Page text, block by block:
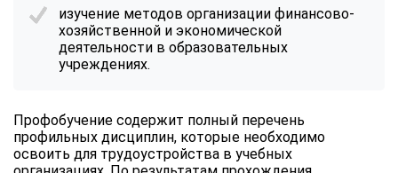
изучение методов организации финансово-
хозяйственной и экономической
деятельности в образовательных
учреждениях.
Профобучение содержит полный перечень
профильных дисциплин, которые необходимо
освоить для трудоустройства в учебных